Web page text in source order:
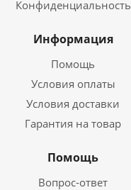
Конфиденциальность
Информация
Помощь
Условия оплаты
Условия доставки
Гарантия на товар
Помощь
Вопрос-ответ